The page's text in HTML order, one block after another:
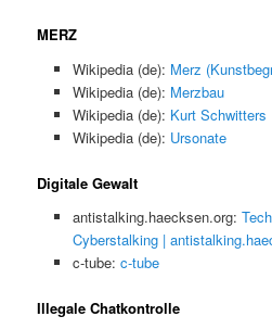
MERZ
Wikipedia (de): Merz
Wikipedia (de): Merzbau
Wikipedia (de): Kurt Schwitters
Wikipedia (de): Ursonate
Digitale Gewalt
antistalking.haecksen.org:
Cyberstalking |
c-tube: c-tube
Illegale Chatkontrolle